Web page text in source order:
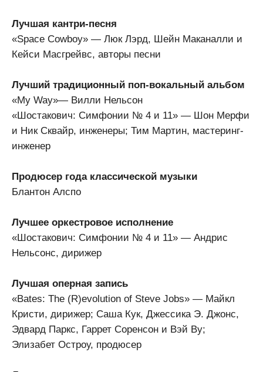
Лучшая кантри-песня
«Space Cowboy» — Люк Лэрд, Шейн Маканалли и
Кейси Масгрейвс, авторы песни
Лучший традиционный поп-вокальный альбом
«My Way»— Вилли Нельсон
«Шостакович: Симфонии № 4 и 11» — Шон Мерфи
и Ник Сквайр, инженеры; Тим Мартин, мастеринг-
инженер
Продюсер года классической музыки
Блантон Алспо
Лучшее оркестровое исполнение
«Шостакович: Симфонии № 4 и 11» — Андрис
Нельсонс, дирижер
Лучшая оперная запись
«Bates: The (R)evolution of Steve Jobs» — Майкл
Кристи, дирижер; Саша Кук, Джессика Э. Джонс,
Эдвард Паркс, Гаррет Соренсон и Вэй Ву;
Элизабет Остроу, продюсер